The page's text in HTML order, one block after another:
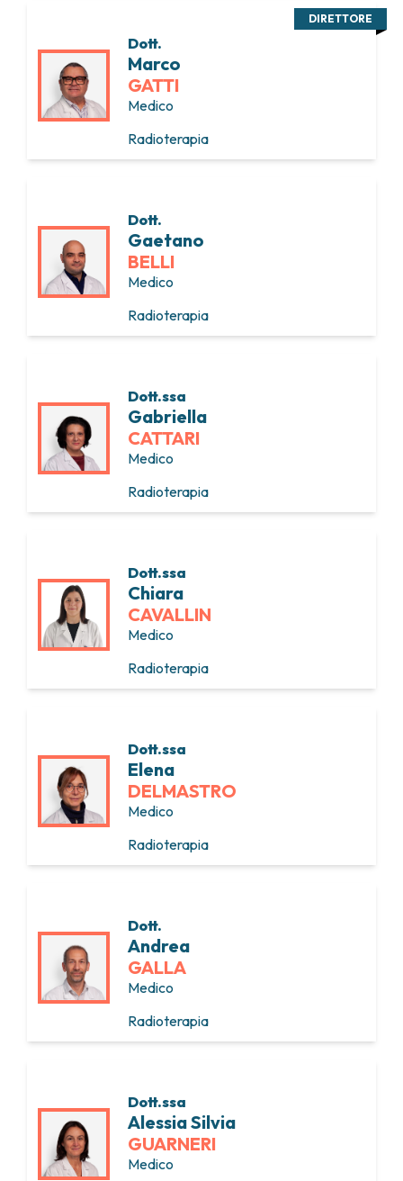
Dott.
Marco
GATTI
Medico
Radioterapia
DIRETTORE
Dott.
Gaetano
BELLI
Medico
Radioterapia
Dott.ssa
Gabriella
CATTARI
Medico
Radioterapia
Dott.ssa
Chiara
CAVALLIN
Medico
Radioterapia
Dott.ssa
Elena
DELMASTRO
Medico
Radioterapia
Dott.
Andrea
GALLA
Medico
Radioterapia
Dott.ssa
Alessia Silvia
GUARNERI
Medico